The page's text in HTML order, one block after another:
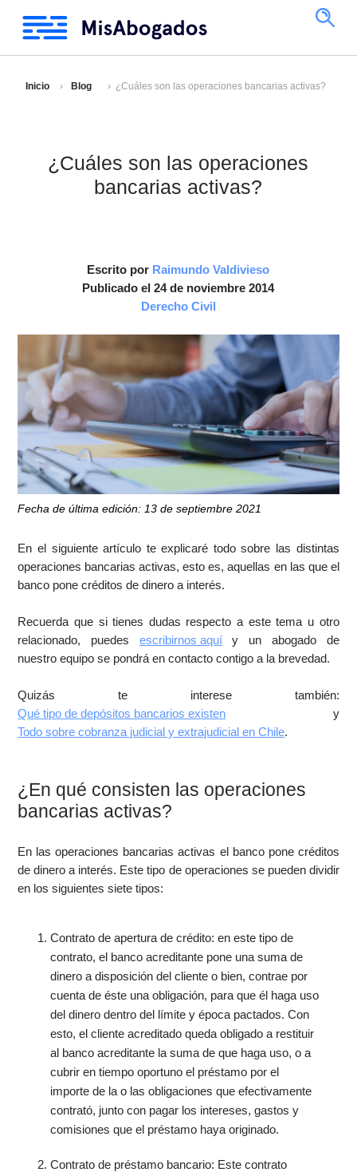
Inicio Blog ¿Cuáles son las operaciones bancarias activas?
¿Cuáles son las operaciones
bancarias activas?
Escrito por Raimundo Valdivieso
Publicado el 24 de noviembre 2014
Derecho Civil
Fecha de última edición: 13 de septiembre 2021
En el siguiente artículo te explicaré todo sobre las distintas
operaciones bancarias activas, esto es, aquellas en las que el
banco pone créditos de dinero a interés.
Recuerda que si tienes dudas respecto a este tema u otro
relacionado, puedes escribirnos aquíy un abogado de
nuestro equipo se pondrá en contacto contigo a la brevedad.
Quizás te interese también:
Qué tipo de depósitos bancarios existen y
Todo sobre cobranza judicial y extrajudicial en Chile.
¿En qué consisten las operaciones
bancarias activas?
En las operaciones bancarias activas el banco pone créditos
de dinero a interés. Este tipo de operaciones se pueden dividir
en los siguientes siete tipos:
Contrato de apertura de crédito: en este tipo de
contrato, el banco acreditante pone una suma de
dinero a disposición del cliente o bien, contrae por
cuenta de éste una obligación, para que él haga uso
del dinero dentro del límite y época pactados. Con
esto, el cliente acreditado queda obligado a restituir
al banco acreditante la suma de que haga uso, o a
cubrir en tiempo oportuno el préstamo por el
importe de la o las obligaciones que efectivamente
contrató, junto con pagar los intereses, gastos y
comisiones que el préstamo haya originado.
Contrato de préstamo bancario: Este contrato